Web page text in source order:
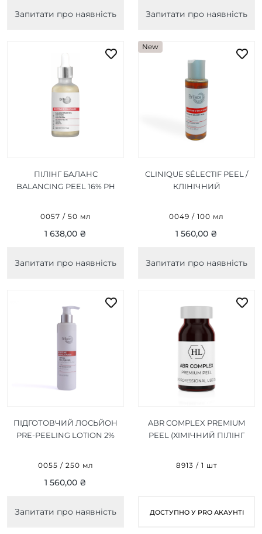
Запитати про наявність Запитати про наявність
ПІЛІНГ БАЛАНС
BALANCING PEEL 16% PH
0057 / 50 мл
1 638,00 ₴
Запитати про наявність
New
CLINIQUE SÉLECTIF PEEL /
КЛІНІЧНИЙ
0049 / 100 мл
1 560,00 ₴
Запитати про наявність
ПІДГОТОВЧИЙ ЛОСЬЙОН
PRE-PEELING LOTION 2%
0055 / 250 мл
1 560,00 ₴
Запитати про наявність
ABR COMPLEX PREMIUM
PEEL (ХІМІЧНИЙ ПІЛІНГ
8913 / 1 шт
ДОСТУПНО У PRO АКАУНТІ